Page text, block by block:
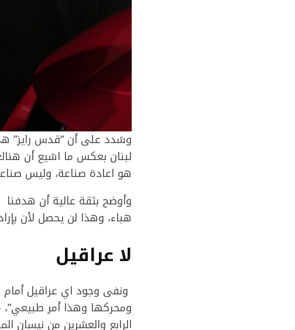
وشدد على أن “قدس رايز”
لبنان بعكس ما اشيع أن
هو اعادة صناعة، وليس
وأوضح بثقة عالية أن هدفنا
هباء، وهذا لن يحصل لأن
لا عراقيل
ونفى وجود اي عراقيل أمام
ومحركها وهذا أمر
الرابع والعشرين من نيسان